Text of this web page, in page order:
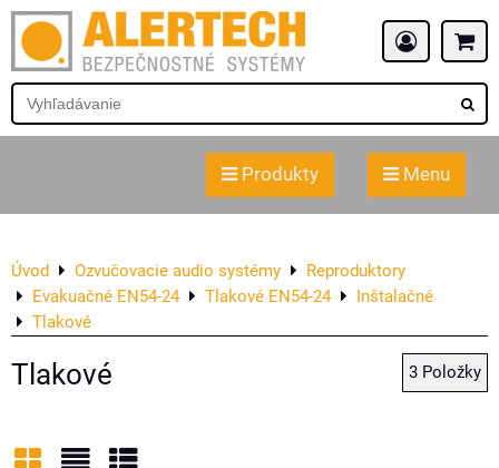
Produkty Menu
Úvod Ozvučovacie audio systémy
Reproduktory
Evakuačné EN54-24
Tlakové EN54-24
Inštalačné
Tlakové
Tlakové 3 Položky